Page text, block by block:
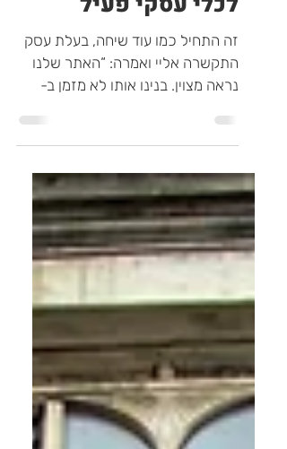
הופכים אתר ב-Wix
לכלי עסקי פעיל
זה התחיל כמו עוד שיחה, בעלת עסק
נראה מצוין. בנינו אותו לא מזמן ב-
Wix, השקענו בעיצוב, בתוכן… אבל
משהו לא קורה. יש שקט.” השקט הזה
מוכר לי מאוד, זה השקט של אתר
שעומד במקום. אתר יפה, אבל לבד
כשהסתכלתי על האתר שלה, באמת
שלא היה מה להעיר, העיצוב היה נקי,
המסרים היו ברורים, הכול עבד טכנית,
אבל כששאלתי אותה:“מה קורה
באתר אחרי שהוא עולה לאוויר?”היא
שתקה רגע ואז אמרה:“בעצם… כלום.”
אין עדכונים, אין תוכן חדש, אין סיבה
לחזור.האתר פשוט קיים . הרגע שבו
הבנו שהב